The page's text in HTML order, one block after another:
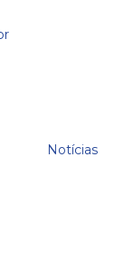
Notícias